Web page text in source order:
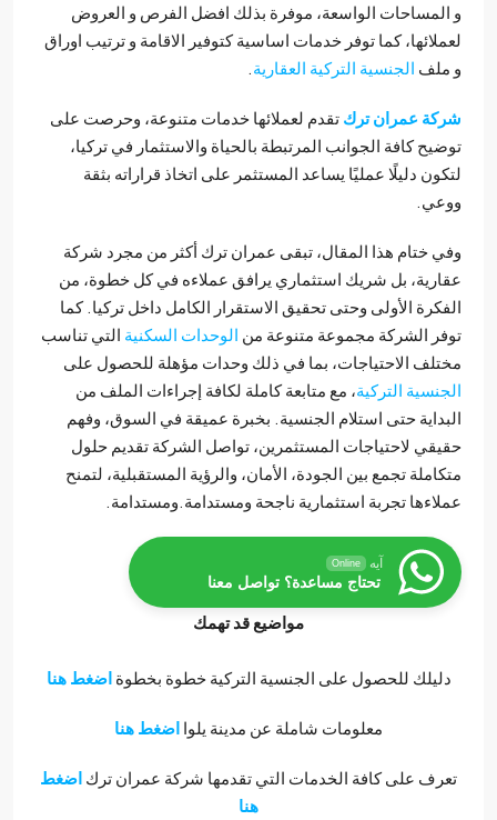
الواسعة، موفرة بذلك افضل الفرص و العروض
كما توفر خدمات اساسية كتوفير الاقامة و ترتيب اوراق
الجنسية التركية العقارية .
عمران تركتقدم لعملائها خدمات متنوعة، وحرصت على
كافة الجوانب المرتبطة بالحياة والاستثمار في تركيا،
دليلًا عمليًا يساعد المستثمر على اتخاذ قراراته بثقة
ختام هذا المقال، تبقى عمران ترك أكثر من مجرد شركة
بل شريك استثماري يرافق عملاءه في كل خطوة، من
الأولى وحتى تحقيق الاستقرار الكامل داخل تركيا. كما
الشركة مجموعة متنوعة منالوحدات السكنية التي تناسب
الاحتياجات، بما في ذلك وحدات مؤهلة للحصول على
التركية، مع متابعة كاملة لكافة إجراءات الملف من
حتى استلام الجنسية. بخبرة عميقة في السوق، وفهم
لاحتياجات المستثمرين، تواصل الشركة تقديم حلول
تجمع بين الجودة، الأمان، والرؤية المستقبلية، لتمنح
تجربة استثمارية ناجحة ومستدامة.ومستدامة.
آيه Online
تحتاج مساعدة؟ تواصل معنا
مواضيع قد تهمك
للحصول على الجنسية التركية خطوة بخطوة اضغط هنا
معلومات شاملة عن مدينة يلوااضغط هنا
على كافة الخدمات التي تقدمها شركة عمران ترك اضغط